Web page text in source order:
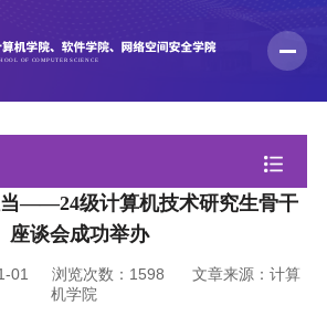
——24级计算机技术研究生骨干
座谈会成功举办
01 浏览次数： 1598
文章来源：计算
机学院